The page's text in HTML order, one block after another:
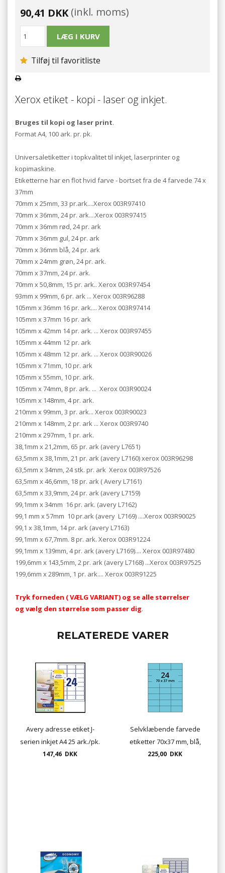
90,41 DKK(inkl. moms)
Tilføj til favoritliste
Xerox etiket - kopi - laser og inkjet.
Bruges til kopi og laser print.
Format A4, 100 ark. pr. pk.
Universaletiketter i topkvalitet til inkjet, laserprinter og
kopimaskine.
Etiketterne har en flot hvid farve - bortset fra de 4 farvede 74 x
37mm
70mm x 25mm, 33 pr.ark....Xerox 003R97410
70mm x 36mm, 24 pr. ark....Xerox 003R97415
70mm x 36mm rød, 24 pr. ark
70mm x 36mm gul, 24 pr. ark
70mm x 36mm blå, 24 pr. ark
70mm x 24mm grøn, 24 pr. ark.
70mm x 37mm, 24 pr. ark.
70mm x 50,8mm, 15 pr. ark.. Xerox 003R97454
93mm x 99mm, 6 pr. ark ... Xerox 003R96288
105mm x 36mm 16 pr. ark.... Xerox 003R97414
105mm x 37mm 16 pr. ark
105mm x 42mm 14 pr. ark. ... Xerox 003R97455
105mm x 44mm 12 pr. ark
105mm x 48mm 12 pr. ark. ... Xerox 003R90026
105mm x 71mm, 10 pr. ark
105mm x 55mm, 10 pr. ark.
105mm x 74mm, 8 pr. ark. ... Xerox 003R90024
105mm x 148mm, 4 pr. ark.
210mm x 99mm, 3 pr. ark... Xerox 003R90023
210mm x 148mm, 2 pr. ark ... Xerox 003R9740
210mm x 297mm, 1 pr. ark.
38,1mm x 21,2mm, 65 pr. ark (avery L7651)
63,5mm x 38,1mm, 21 pr. ark (avery L7160) xerox 003R96298
63,5mm x 34mm, 24 stk. pr. ark Xerox 003R97526
63,5mm x 46,6mm, 18 pr. ark ( Avery L7161)
63,5mm x 33,9mm, 24 pr. ark (avery L7159)
99,1mm x 34mm 16 pr. ark. (avery L7162)
99,1 mm x 57mm 10 pr.ark (avery L7169) ....Xerox 003R90025
99,1 x 38,1mm, 14 pr. ark (avery L7163)
99,1mm x 67,7mm. 8 pr. ark. Xerox 003R91224
99,1mm x 139mm, 4 pr. ark (avery L7169).... Xerox 003R97480
199,6mm x 143,5mm, 2 pr. ark (avery L7168) ...Xerox 003R97525
199,6mm x 289mm, 1 pr. ark.... Xerox 003R91225
Tryk forneden ( VÆLG VARIANT) og se alle størrelser
og vælg den størrelse som passer dig.
RELATEREDE VARER
Avery adresse etiket J-
serien inkjet A4 25 ark./pk.
147,46 DKK
Selvklæbende farvede
etiketter 70x37 mm, blå,
A4 ark - 24 pr. ark - 100 ark
225,00 DKK